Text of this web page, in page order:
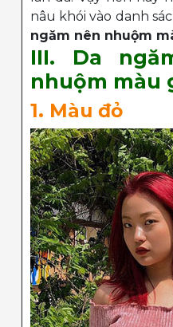
nâu khói vào danh
ngăm nên nhuộm
III. Da
nhuộm màu
1. Màu đỏ